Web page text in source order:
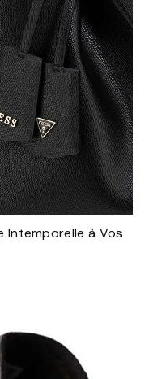
Intemporelle à Vos